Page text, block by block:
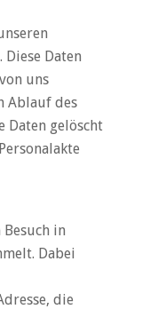
Daten
uns
Ablauf des
Daten gelöscht
in
Dabei
die